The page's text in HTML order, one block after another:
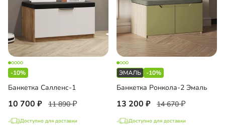
-10%
Банкетка Салленс-1
10 700 11 890
Доступно для доставки
-10%
Банкетка Ронкола-2 Эмаль
13 200 14 670
Доступно для доставки